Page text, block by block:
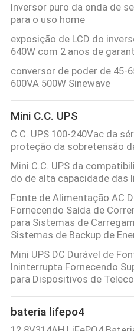
Inversor puro da onda de
para o uso home
exposição de LCD do
640W com 2 anos de
conversor de poder de 45-
600VA 500W Sinewave
Mini C.C. UPS
C.C. UPS 100-240Vac da
proteção da sobretensão
Mini C.C. UPS da
do de alta capacidade das
Fonte de Alimentação AC
Fornecendo Saída de
para Sistemas de
Sistemas de Backup de
Mini UPS DC Durável de
Ininterrupta Fornecendo
para Dispositivos de
bateria lifepo4